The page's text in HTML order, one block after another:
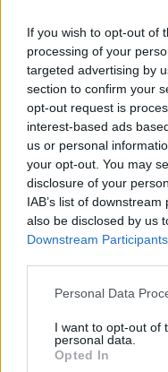
If you wish to opt-out of
processing of your
targeted advertising by
section to confirm your
opt-out request is
interest-based ads
us or personal
your opt-out. You may
disclosure of your
IAB’s list of
also be disclosed by us
Downstream Participants
Personal Data
I want to opt-out of
personal data.
Opted In
Programa de
empresas
potencial de
Esta iniciativa parte
parceria com a
workshops de
coaching
setembro e outubro.
startups, modelos de
compreender o